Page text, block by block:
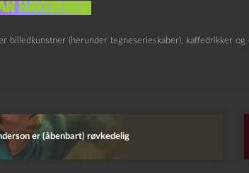
Haverholm
billedkunstner (herunder tegneserieskaber), kaffedrikker
er (åbenbart) røvkedelig